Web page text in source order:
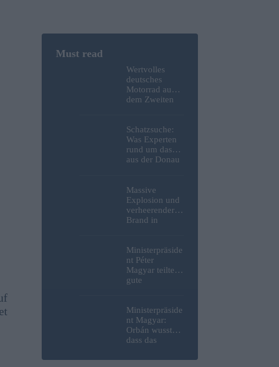
Wertvolles
deutsches
Motorrad aus
dem Zweiten
Überreste und
Sprengstoff aus
der Donau in
Budapest
Schatzsuche:
Was Experten
rund um das
aus der Donau
deutsche
Motorrad
gefunden
haben – Fotos
Massive
Explosion und
verheerender
Brand in
MOL-
Raffinerie:
Werden die
Kraftstoffpreise
Ministerpräside
nt Péter
Magyar teilte
gute
freiwilliger
Verbrauchsred
uzierungen
mit, da erneut
gebrochen
Ministerpräside
nt Magyar:
Orbán wusste,
dass das
Energiesystem